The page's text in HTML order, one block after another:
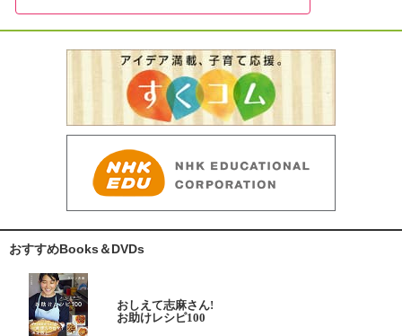
おすすめBooks＆DVDs
おしえて志麻さん!
お助けレシピ100